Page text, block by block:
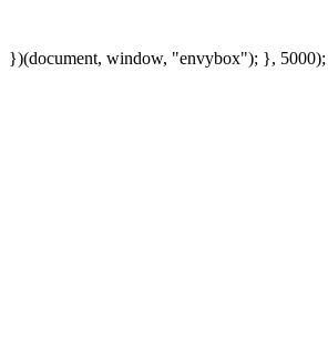
})(document, window, "envybox"); },